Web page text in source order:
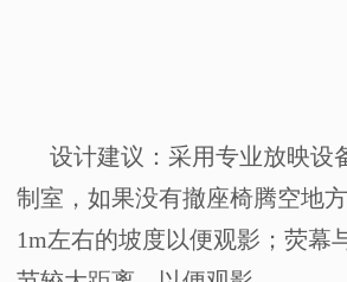
设计建议：采用专业放映设
制室，如果没有撤座椅腾空地
1m左右的坡度以便观影；荧幕